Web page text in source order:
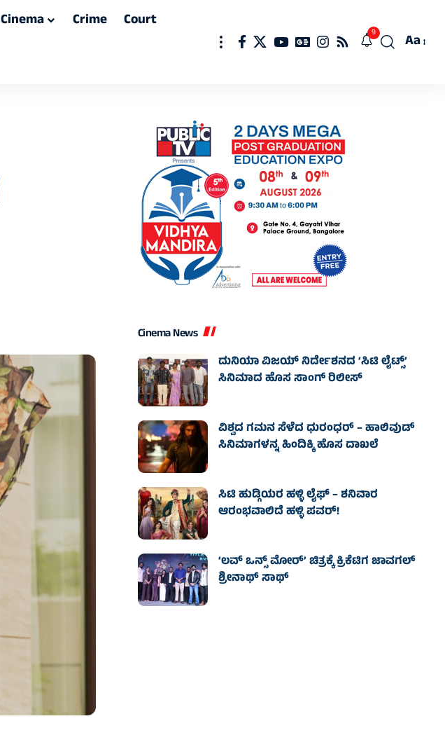
Cinema Crime
Court
9
Font
Aa
Cinema News
ದುನಿಯಾ ವಿಜಯ್ ನಿರ್ದೇಶನದ ‘ಸಿಟಿ ಲೈಟ್ಸ್’
ಸಿನಿಮಾದ ಹೊಸ ಸಾಂಗ್ ರಿಲೀಸ್
ವಿಶ್ವದ ಗಮನ ಸೆಳೆದ ಧುರಂಧರ್ – ಹಾಲಿವುಡ್‌
ಸಿನಿಮಾಗಳನ್ನ ಹಿಂದಿಕ್ಕಿ ಹೊಸ ದಾಖಲೆ
ಸಿಟಿ ಹುಡ್ಗಿಯರ ಹಳ್ಳಿ ಲೈಫ್‌ – ಶನಿವಾರ
ಆರಂಭವಾಲಿದೆ ಹಳ್ಳಿ ಪವರ್‌!
‘ಲವ್ ಒನ್ಸ್ ಮೋರ್’ ಚಿತ್ರಕ್ಕೆ ಕ್ರಿಕೆಟಿಗ ಜಾವಗಲ್
ಶ್ರೀನಾಥ್ ಸಾಥ್